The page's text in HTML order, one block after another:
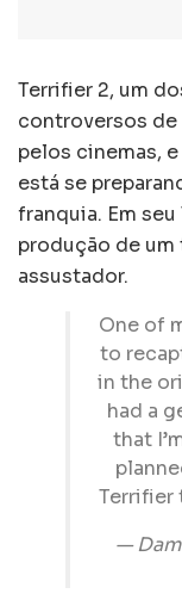
Terrifier 2, um
controversos de
pelos cinemas,
está se
franquia. Em
produção de um
assustador.
One of
to
in the
had a
that
Terrifier
—